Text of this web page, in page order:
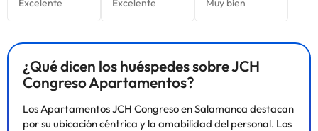
¿Qué dicen los huéspedes sobre JCH
Congreso Apartamentos?
Los Apartamentos JCH Congreso en Salamanca destacan
por su ubicación céntrica y la amabilidad del personal. Los